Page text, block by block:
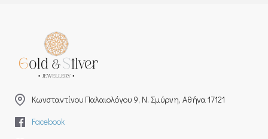
Kωνσταντίνου Παλαιολόγου 9, Ν. Σμύρνη, Αθήνα 17121
Facebook